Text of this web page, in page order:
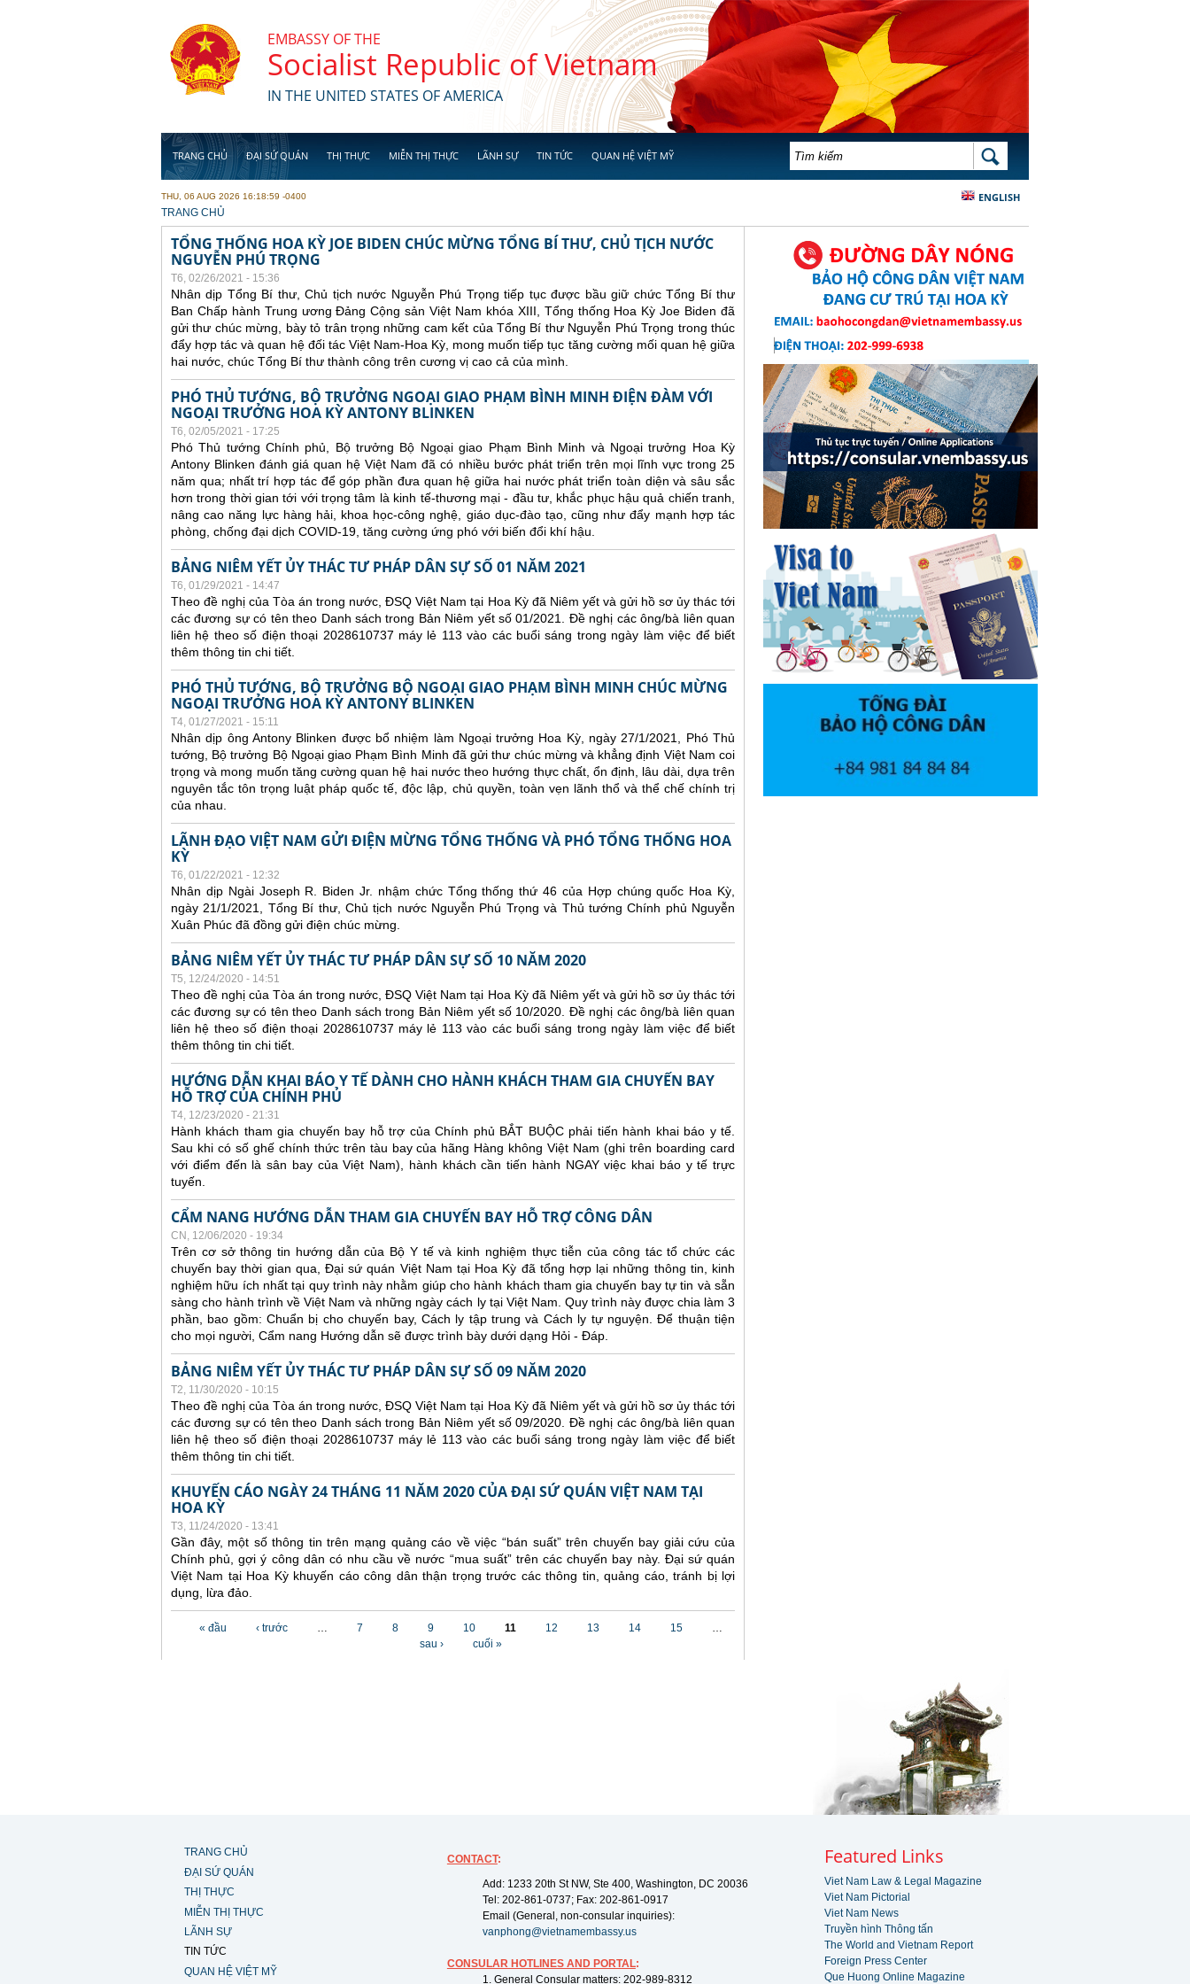
EMBASSY OF THE
Socialist Republic of Vietnam
IN THE UNITED STATES OF AMERICA
TRANG CHỦ ĐẠI SỨ QUÁN THỊ THỰC MIỄN THỊ THỰC LÃNH SỰ TIN TỨC QUAN HỆ VIỆT MỸ BIỂU MẪU TÌM KIẾM TÌM KIẾM
ENGLISH
THU, 06 AUG 2026 16:18:59 -0400
YOU ARE HERE
TRANG CHỦ
TỔNG THỐNG HOA KỲ JOE BIDEN CHÚC MỪNG TỔNG BÍ THƯ, CHỦ TỊCH NƯỚC
NGUYỄN PHÚ TRỌNG
T6, 02/26/2021 - 15:36
Nhân dịp Tổng Bí thư, Chủ tịch nước Nguyễn Phú Trọng tiếp tục được bầu giữ chức Tổng Bí thư
Ban Chấp hành Trung ương Đảng Cộng sản Việt Nam khóa XIII, Tổng thống Hoa Kỳ Joe Biden đã
gửi thư chúc mừng, bày tỏ trân trọng những cam kết của Tổng Bí thư Nguyễn Phú Trọng trong thúc
đẩy hợp tác và quan hệ đối tác Việt Nam-Hoa Kỳ, mong muốn tiếp tục tăng cường mối quan hệ giữa
hai nước, chúc Tổng Bí thư thành công trên cương vị cao cả của mình.
PHÓ THỦ TƯỚNG, BỘ TRƯỞNG NGOẠI GIAO PHẠM BÌNH MINH ĐIỆN ĐÀM VỚI
NGOẠI TRƯỞNG HOA KỲ ANTONY BLINKEN
T6, 02/05/2021 - 17:25
Phó Thủ tướng Chính phủ, Bộ trưởng Bộ Ngoại giao Phạm Bình Minh và Ngoại trưởng Hoa Kỳ
Antony Blinken đánh giá quan hệ Việt Nam đã có nhiều bước phát triển trên mọi lĩnh vực trong 25
năm qua; nhất trí hợp tác để góp phần đưa quan hệ giữa hai nước phát triển toàn diện và sâu sắc
hơn trong thời gian tới với trọng tâm là kinh tế-thương mại - đầu tư, khắc phục hậu quả chiến tranh,
nâng cao năng lực hàng hải, khoa học-công nghệ, giáo dục-đào tạo, cũng như đẩy mạnh hợp tác
phòng, chống đại dịch COVID-19, tăng cường ứng phó với biến đổi khí hậu.
BẢNG NIÊM YẾT ỦY THÁC TƯ PHÁP DÂN SỰ SỐ 01 NĂM 2021
T6, 01/29/2021 - 14:47
Theo đề nghị của Tòa án trong nước, ĐSQ Việt Nam tại Hoa Kỳ đã Niêm yết và gửi hồ sơ ủy thác tới
các đương sự có tên theo Danh sách trong Bản Niêm yết số 01/2021. Đề nghị các ông/bà liên quan
liên hệ theo số điện thoại 2028610737 máy lẻ 113 vào các buổi sáng trong ngày làm việc để biết
thêm thông tin chi tiết.
PHÓ THỦ TƯỚNG, BỘ TRƯỞNG BỘ NGOẠI GIAO PHẠM BÌNH MINH CHÚC MỪNG
NGOẠI TRƯỞNG HOA KỲ ANTONY BLINKEN
T4, 01/27/2021 - 15:11
Nhân dịp ông Antony Blinken được bổ nhiệm làm Ngoại trưởng Hoa Kỳ, ngày 27/1/2021, Phó Thủ
tướng, Bộ trưởng Bộ Ngoại giao Phạm Bình Minh đã gửi thư chúc mừng và khẳng định Việt Nam coi
trọng và mong muốn tăng cường quan hệ hai nước theo hướng thực chất, ổn định, lâu dài, dựa trên
nguyên tắc tôn trọng luật pháp quốc tế, độc lập, chủ quyền, toàn vẹn lãnh thổ và thể chế chính trị
của nhau.
LÃNH ĐẠO VIỆT NAM GỬI ĐIỆN MỪNG TỔNG THỐNG VÀ PHÓ TỔNG THỐNG HOA
KỲ
T6, 01/22/2021 - 12:32
Nhân dịp Ngài Joseph R. Biden Jr. nhậm chức Tổng thống thứ 46 của Hợp chúng quốc Hoa Kỳ,
ngày 21/1/2021, Tổng Bí thư, Chủ tịch nước Nguyễn Phú Trọng và Thủ tướng Chính phủ Nguyễn
Xuân Phúc đã đồng gửi điện chúc mừng.
BẢNG NIÊM YẾT ỦY THÁC TƯ PHÁP DÂN SỰ SỐ 10 NĂM 2020
T5, 12/24/2020 - 14:51
Theo đề nghị của Tòa án trong nước, ĐSQ Việt Nam tại Hoa Kỳ đã Niêm yết và gửi hồ sơ ủy thác tới
các đương sự có tên theo Danh sách trong Bản Niêm yết số 10/2020. Đề nghị các ông/bà liên quan
liên hệ theo số điện thoại 2028610737 máy lẻ 113 vào các buổi sáng trong ngày làm việc để biết
thêm thông tin chi tiết.
HƯỚNG DẪN KHAI BÁO Y TẾ DÀNH CHO HÀNH KHÁCH THAM GIA CHUYẾN BAY
HỖ TRỢ CỦA CHÍNH PHỦ
T4, 12/23/2020 - 21:31
Hành khách tham gia chuyến bay hỗ trợ của Chính phủ BẮT BUỘC phải tiến hành khai báo y tế.
Sau khi có số ghế chính thức trên tàu bay của hãng Hàng không Việt Nam (ghi trên boarding card
với điểm đến là sân bay của Việt Nam), hành khách cần tiến hành NGAY việc khai báo y tế trực
tuyến.
CẨM NANG HƯỚNG DẪN THAM GIA CHUYẾN BAY HỖ TRỢ CÔNG DÂN
CN, 12/06/2020 - 19:34
Trên cơ sở thông tin hướng dẫn của Bộ Y tế và kinh nghiệm thực tiễn của công tác tổ chức các
chuyến bay thời gian qua, Đại sứ quán Việt Nam tại Hoa Kỳ đã tổng hợp lại những thông tin, kinh
nghiệm hữu ích nhất tại quy trình này nhằm giúp cho hành khách tham gia chuyến bay tự tin và sẵn
sàng cho hành trình về Việt Nam và những ngày cách ly tại Việt Nam. Quy trình này được chia làm 3
phần, bao gồm: Chuẩn bị cho chuyến bay, Cách ly tập trung và Cách ly tự nguyện. Để thuận tiện
cho mọi người, Cẩm nang Hướng dẫn sẽ được trình bày dưới dạng Hỏi - Đáp.
BẢNG NIÊM YẾT ỦY THÁC TƯ PHÁP DÂN SỰ SỐ 09 NĂM 2020
T2, 11/30/2020 - 10:15
Theo đề nghị của Tòa án trong nước, ĐSQ Việt Nam tại Hoa Kỳ đã Niêm yết và gửi hồ sơ ủy thác tới
các đương sự có tên theo Danh sách trong Bản Niêm yết số 09/2020. Đề nghị các ông/bà liên quan
liên hệ theo số điện thoại 2028610737 máy lẻ 113 vào các buổi sáng trong ngày làm việc để biết
thêm thông tin chi tiết.
KHUYẾN CÁO NGÀY 24 THÁNG 11 NĂM 2020 CỦA ĐẠI SỨ QUÁN VIỆT NAM TẠI
HOA KỲ
T3, 11/24/2020 - 13:41
Gần đây, một số thông tin trên mạng quảng cáo về việc “bán suất” trên chuyến bay giải cứu của
Chính phủ, gợi ý công dân có nhu cầu về nước “mua suất” trên các chuyến bay này. Đại sứ quán
Việt Nam tại Hoa Kỳ khuyến cáo công dân thận trọng trước các thông tin, quảng cáo, tránh bị lợi
dụng, lừa đảo.
Các trang
« đầu ‹ trước … 7 8 9 10 11 12 13 14 15
…
sau ›
cuối »
TRANG CHỦ
ĐẠI SỨ QUÁN
THỊ THỰC
MIỄN THỊ THỰC
LÃNH SỰ
TIN TỨC
QUAN HỆ VIỆT MỸ
CONTACT:
Add: 1233 20th St NW, Ste 400, Washington, DC 20036
Tel: 202-861-0737; Fax: 202-861-0917
Email (General, non-consular inquiries):
vanphong@vietnamembassy.us
CONSULAR HOTLINES AND PORTAL:
1. General Consular matters: 202-989-8312
Featured Links
Viet Nam Law & Legal Magazine
Viet Nam Pictorial
Viet Nam News
Truyền hình Thông tấn
The World and Vietnam Report
Foreign Press Center
Que Huong Online Magazine